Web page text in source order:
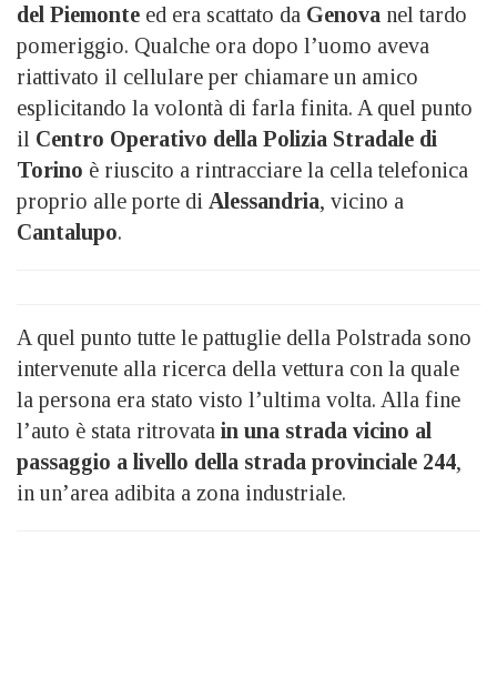
del Piemonte ed era scattato da Genova nel tardo
pomeriggio. Qualche ora dopo l’uomo aveva
riattivato il cellulare per chiamare un amico
esplicitando la volontà di farla finita. A quel punto
il Centro Operativo della Polizia Stradale di
Torino è riuscito a rintracciare la cella telefonica
proprio alle porte di Alessandria, vicino a
Cantalupo.
A quel punto tutte le pattuglie della Polstrada sono
intervenute alla ricerca della vettura con la quale
la persona era stato visto l’ultima volta. Alla fine
l’auto è stata ritrovata in una strada vicino al
passaggio a livello della strada provinciale 244,
in un’area adibita a zona industriale.